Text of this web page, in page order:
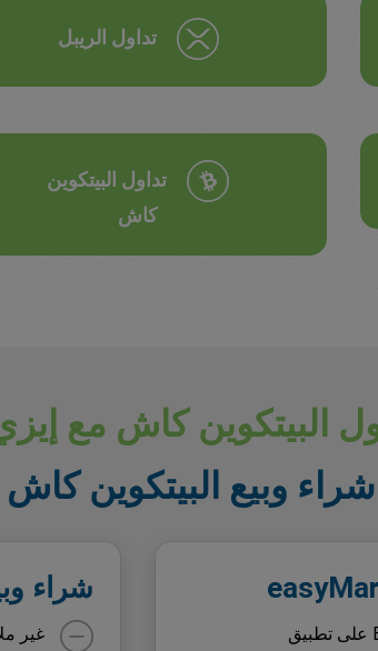
تداول الريبل
تداول البيتكوين
كاش
البيتكوين كاش مع
وبيع البيتكوين
تتم المعاملات على الفور عند تداول BCH على تطبيق
شراء
غير